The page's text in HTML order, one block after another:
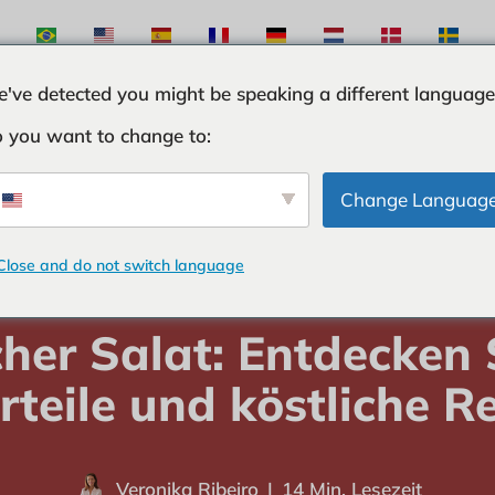
TIPPS UND
-Römischer Salat: Entdecken Sie hier die Vorteile und
Salat: Entdecken
und köstliche
Veronika Ribeiro 14 Min. Lesezeit
detected you might be speaking a different
you want to change to:
Change
and do not switch language